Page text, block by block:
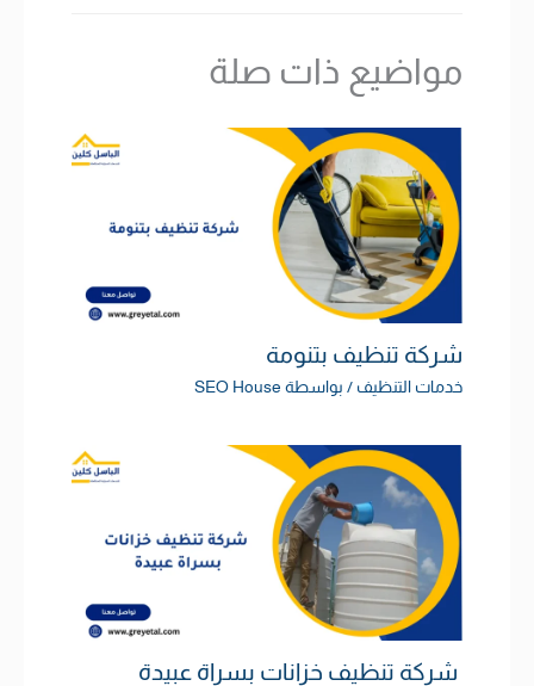
مواضيع ذات صلة
شركة تنظيف بتنومة
خدمات التنظيف/ بواسطة SEO House
شركة تنظيف خزانات بسراة عبيدة